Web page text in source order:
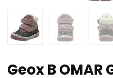
Geox B OMAR